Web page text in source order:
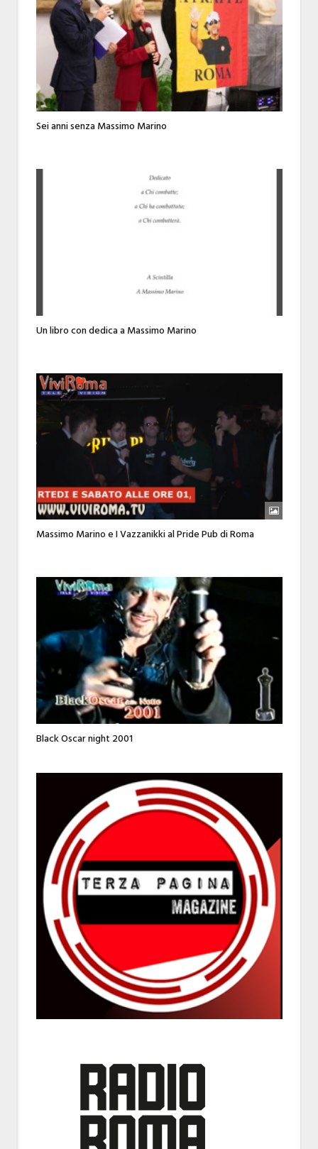
Sei anni senza Massimo Marino
Un libro con dedica a Massimo Marino
Massimo Marino e I Vazzanikki al Pride Pub di Roma
Black Oscar night 2001